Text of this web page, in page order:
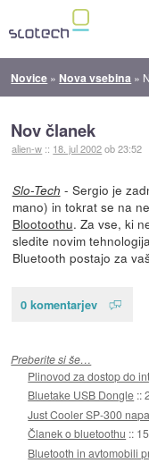
Novice » Nova vsebina »
Nov članek
alien-w :: 18. jul 2002ob 23:52
Slo-Tech - Sergio je
mano) in tokrat se na
Blootoothu. Za vse, ki
sledite novim
Bluetooth postajo za
0 komentarjev
Preberite si še…
Plinovod za dostop do
Bluetake USB Dongle ::
Just Cooler SP-300
Članek o bluetoothu ::
Bluetooth in avtomobili